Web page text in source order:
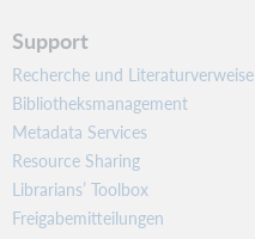
Support
Recherche und Literaturverweise
Bibliotheksmanagement
Metadata Services
Resource Sharing
Librarians’ Toolbox
Freigabemitteilungen